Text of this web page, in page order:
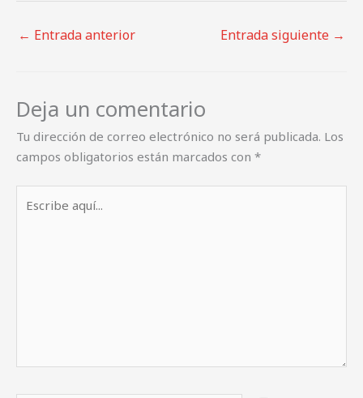
← Entrada anterior Entrada siguiente →
Deja un comentario
Tu dirección de correo electrónico no será publicada. Los
campos obligatorios están marcados con *
aquí...